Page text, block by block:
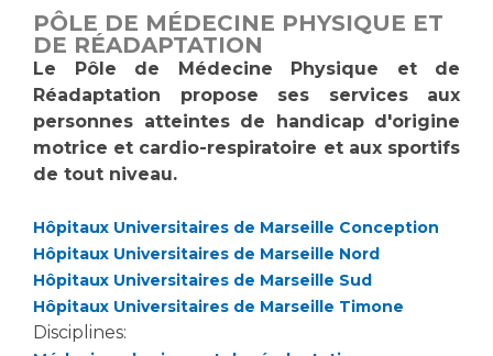
Vous allez être hospitalisé(e)
Vous avez un examen d'imagerie ou de radiologie
à réaliser
Vous avez une analyse à réaliser
Vous venez en consultation
myaphm, votre espace santé en ligne
Vivre ensemble à l'hôpital
Culture à l'hôpital
Emplois administratifs
Emplois médicaux
Espace Formation
Étudiants hospitaliers
Emplois techniques et médico-techniques
Emplois divers
Emplois socio-éducatifs
Statuts
Stages paramédicaux
PÔLE DE MÉDECINE PHYSIQUE ET
DE RÉADAPTATION
Le Pôle de Médecine Physique et de
Réadaptation propose ses services aux
personnes atteintes de handicap d'origine
motrice et cardio-respiratoire et aux sportifs
de tout niveau.
Hôpitaux Universitaires de Marseille Conception
Hôpitaux Universitaires de Marseille Nord
Hôpitaux Universitaires de Marseille Sud
Hôpitaux Universitaires de Marseille Timone
Disciplines: